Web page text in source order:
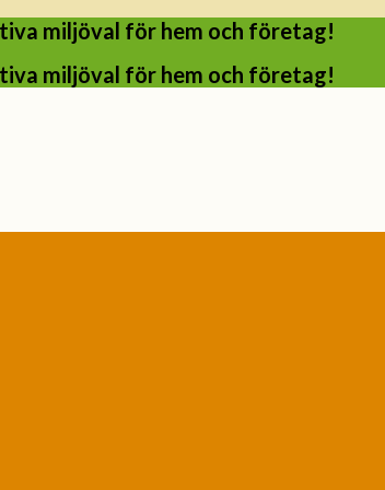
miljöval för hem och företag!
miljöval för hem och företag!